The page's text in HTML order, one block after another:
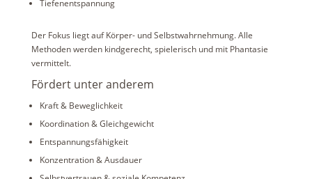
Tiefenentspannung
Der Fokus liegt auf Körper- und Selbstwahrnehmung. Alle
Methoden werden kindgerecht, spielerisch und mit Phantasie
vermittelt.
Fördert unter anderem
Kraft & Beweglichkeit
Koordination & Gleichgewicht
Entspannungsfähigkeit
Konzentration & Ausdauer